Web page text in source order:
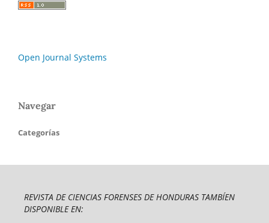
Open Journal Systems
Navegar
Categorías
REVISTA DE CIENCIAS FORENSES DE HONDURAS TAMBÍEN
DISPONIBLE EN: